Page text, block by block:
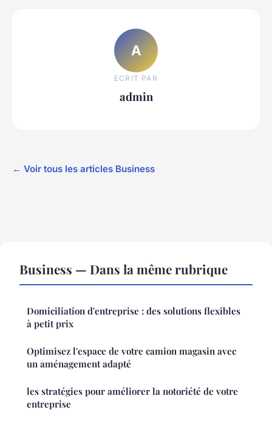
A
ECRIT PAR
admin
← Voir tous les articles Business
Business — Dans la même rubrique
Domiciliation d'entreprise : des solutions flexibles
à petit prix
Optimisez l'espace de votre camion magasin avec
un aménagement adapté
les stratégies pour améliorer la notoriété de votre
entreprise